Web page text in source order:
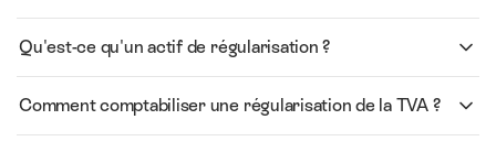
Qu'est-ce qu'un actif de régularisation ?
Comment comptabiliser une régularisation de la TVA ?